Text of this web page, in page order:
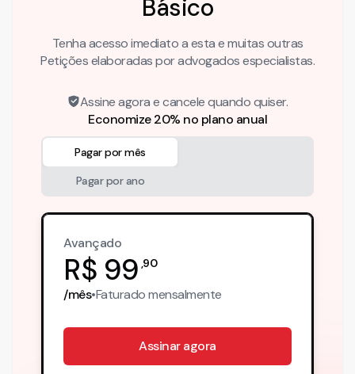
Básico
Tenha acesso imediato a esta e muitas outras
Petições elaboradas por advogados especialistas.
Assine agora e cancele quando quiser.
Economize 20% no plano anual
Pagar por mês
Pagar por ano
Avançado
R$ 99 ,90
/mês•Faturadomensalmente
Assinar agora